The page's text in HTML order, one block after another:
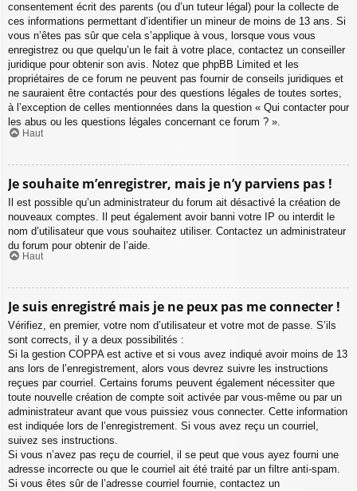
consentement écrit des parents (ou d’un tuteur légal) pour la collecte de
ces informations permettant d’identifier un mineur de moins de 13 ans. Si
vous n’êtes pas sûr que cela s’applique à vous, lorsque vous vous
enregistrez ou que quelqu’un le fait à votre place, contactez un conseiller
juridique pour obtenir son avis. Notez que phpBB Limited et les
propriétaires de ce forum ne peuvent pas fournir de conseils juridiques et
ne sauraient être contactés pour des questions légales de toutes sortes,
à l’exception de celles mentionnées dans la question « Qui contacter pour
les abus ou les questions légales concernant ce forum ? ».
Haut
Je souhaite m’enregistrer, mais je n’y parviens pas !
Il est possible qu’un administrateur du forum ait désactivé la création de
nouveaux comptes. Il peut également avoir banni votre IP ou interdit le
nom d’utilisateur que vous souhaitez utiliser. Contactez un administrateur
du forum pour obtenir de l’aide.
Haut
Je suis enregistré mais je ne peux pas me connecter !
Vérifiez, en premier, votre nom d’utilisateur et votre mot de passe. S’ils
sont corrects, il y a deux possibilités :
Si la gestion COPPA est active et si vous avez indiqué avoir moins de 13
ans lors de l’enregistrement, alors vous devrez suivre les instructions
reçues par courriel. Certains forums peuvent également nécessiter que
toute nouvelle création de compte soit activée par vous-même ou par un
administrateur avant que vous puissiez vous connecter. Cette information
est indiquée lors de l’enregistrement. Si vous avez reçu un courriel,
suivez ses instructions.
Si vous n’avez pas reçu de courriel, il se peut que vous ayez fourni une
adresse incorrecte ou que le courriel ait été traité par un filtre anti-spam.
Si vous êtes sûr de l’adresse courriel fournie, contactez un